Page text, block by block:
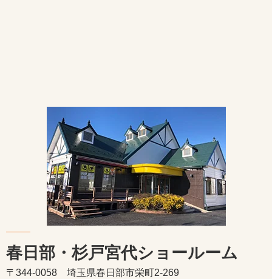
春日部・杉戸宮代ショールーム
〒344-0058 埼玉県春日部市栄町2-269